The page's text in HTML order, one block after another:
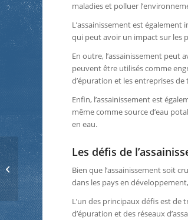
maladies et polluer
L’assainissement est
qui peut avoir un impact sur les
En outre, l’assainissement peut
peuvent être utilisés comme
d’épuration et les entreprises
Enfin, l’assainissement est
même comme source d’eau
en eau.
Les défis de
Bien que l’assainissement soit
dans les pays en
L’un des principaux défis est de
d’épuration et des réseaux
Le dépannage
plomberie